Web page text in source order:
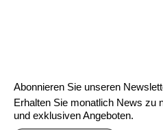
Abonnieren Sie unseren
Erhalten Sie monatlich News zu
und exklusiven Angeboten.